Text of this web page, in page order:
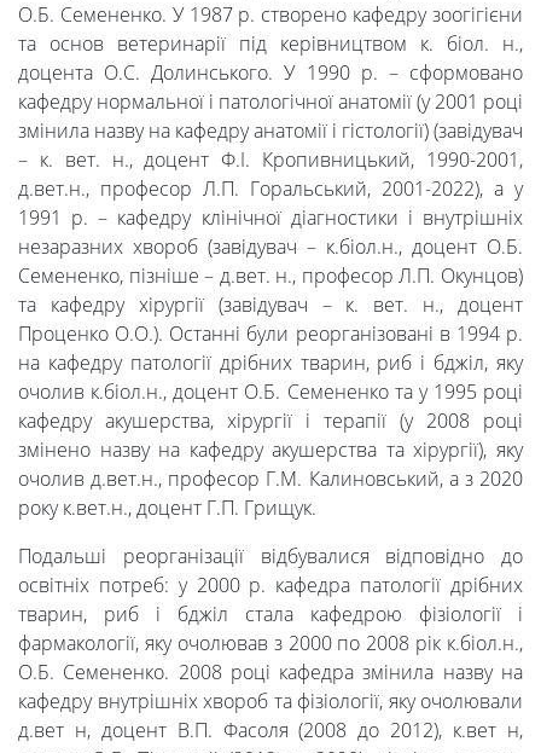
О.Б. Семененко. У 1987 р. створено кафедру зоогігієни
та основ ветеринарії під керівництвом к. біол. н.,
доцента О.С. Долинського. У 1990 р. – сформовано
кафедру нормальної і патологічної анатомії (у 2001 році
змінила назву на кафедру анатомії і гістології) (завідувач
– к. вет. н., доцент Ф.І. Кропивницький, 1990-2001,
д.вет.н., професор Л.П. Горальський, 2001-2022), а у
1991 р. – кафедру клінічної діагностики і внутрішніх
незаразних хвороб (завідувач – к.біол.н., доцент О.Б.
Семененко, пізніше – д.вет. н., професор Л.П. Окунцов)
та кафедру хірургії (завідувач – к. вет. н., доцент
Проценко О.О.). Останні були реорганізовані в 1994 р.
на кафедру патології дрібних тварин, риб і бджіл, яку
очолив к.біол.н., доцент О.Б. Семененко та у 1995 році
кафедру акушерства, хірургії і терапії (у 2008 році
змінено назву на кафедру акушерства та хірургії), яку
очолив д.вет.н., професор Г.М. Калиновський, а з 2020
року к.вет.н., доцент Г.П. Грищук.
Подальші реорганізації відбувалися відповідно до
освітніх потреб: у 2000 р. кафедра патології дрібних
тварин, риб і бджіл стала кафедрою фізіології і
фармакології, яку очолював з 2000 по 2008 рік к.біол.н.,
О.Б. Семененко. 2008 році кафедра змінила назву на
кафедру внутрішніх хвороб та фізіології, яку очолювали
д.вет н, доцент В.П. Фасоля (2008 до 2012), к.вет н,